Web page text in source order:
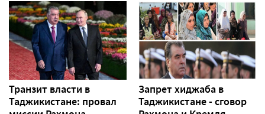
Транзит власти в
Таджикистане: провал
Запрет хиджаба в
Таджикистане - сговор